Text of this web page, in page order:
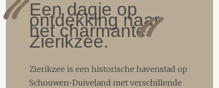
Een dagje op
ontdekking naar
het charmante
Zierikzee.
Zierikzee is een historische havenstad op
Schouwen-Duiveland met verschillende